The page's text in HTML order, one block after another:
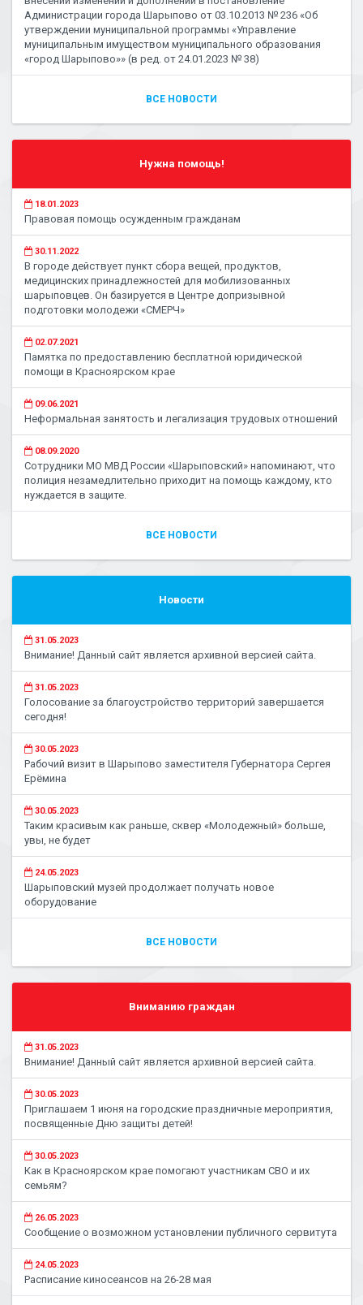
Администрации города Шарыпово от 03.10.2013 № 236 «Об
утверждении муниципальной программы «Управление
муниципальным имуществом муниципального образования
«город Шарыпово»» (в ред. от 24.01.2023 № 38)
ВСЕ НОВОСТИ
Нужна помощь!
18.01.2023
Правовая помощь осужденным гражданам
30.11.2022
В городе действует пункт сбора вещей, продуктов,
медицинских принадлежностей для мобилизованных
шарыповцев. Он базируется в Центре допризывной
подготовки молодежи «СМЕРЧ»
02.07.2021
Памятка по предоставлению бесплатной юридической
помощи в Красноярском крае
09.06.2021
Неформальная занятость и легализация трудовых отношений
08.09.2020
Сотрудники МО МВД России «Шарыповский» напоминают, что
полиция незамедлительно приходит на помощь каждому, кто
нуждается в защите.
ВСЕ НОВОСТИ
Новости
31.05.2023
Внимание! Данный сайт является архивной версией сайта.
31.05.2023
Голосование за благоустройство территорий завершается
сегодня!
30.05.2023
Рабочий визит в Шарыпово заместителя Губернатора Сергея
Ерёмина
30.05.2023
Таким красивым как раньше, сквер «Молодежный» больше,
увы, не будет
24.05.2023
Шарыповский музей продолжает получать новое
оборудование
ВСЕ НОВОСТИ
Вниманию граждан
31.05.2023
Внимание! Данный сайт является архивной версией сайта.
30.05.2023
Приглашаем 1 июня на городские праздничные мероприятия,
посвященные Дню защиты детей!
30.05.2023
Как в Красноярском крае помогают участникам СВО и их
семьям?
26.05.2023
Сообщение о возможном установлении публичного сервитута
24.05.2023
Расписание киносеансов на 26-28 мая